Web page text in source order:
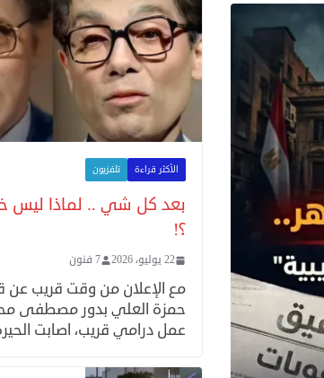
الأكثر قراءة تلفزيون
بعد كل شي .. لماذا ليس
؟!
22 يوليو، 2026 7 فنون
مع الإعلان من وقت قريب عن
حمزة العلي بدور مصطفى
عمل درامي قريب، اصابت